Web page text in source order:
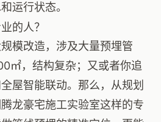
运行状态。
的人？
模改造，涉及大量预埋管
㎡，结构复杂；又或者你追
屋智能联动。那么，从规划
龙豪宅施工实验室这样的专